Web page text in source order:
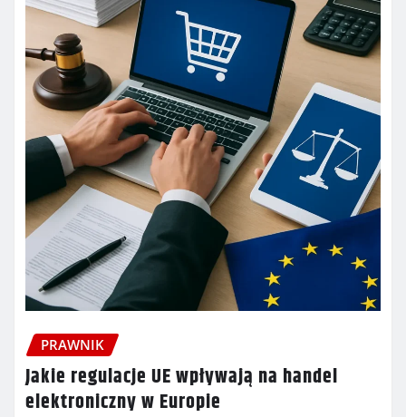
PRAWNIK
Jakie regulacje UE wpływają na handel
elektroniczny w Europie